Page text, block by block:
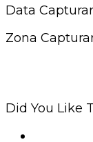
Data
Zona
Did You Like